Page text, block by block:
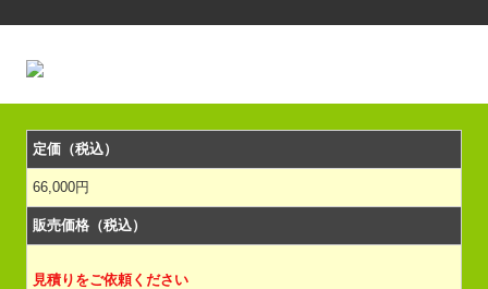
定価（税込）
66,000円
販売価格（税込）
見積りをご依頼ください